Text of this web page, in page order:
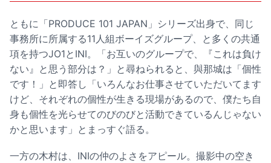
ともに「PRODUCE 101 JAPAN」シリーズ出身で、同じ
事務所に所属する11人組ボーイズグループ、と多くの共通
項を持つJO1とINI。「お互いのグループで、『これは負け
ない』と思う部分は？」と尋ねられると、與那城は「個性
です！」と即答し「いろんなお仕事させていただいてます
けど、それぞれの個性が生きる現場があるので、僕たち自
身も個性を光らせてのびのびと活動できているんじゃない
かと思います」とまっすぐ語る。
一方の木村は、INIの仲のよさをアピール。撮影中の空き